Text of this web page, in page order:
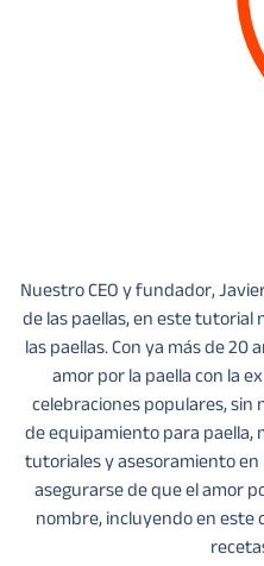
Nuestro CEO y fundador,
de las paellas, en este
las paellas. Con ya más de
amor por la paella con la
celebraciones populares, sin
de equipamiento para paella,
tutoriales y asesoramiento en
asegurarse de que el amor
nombre, incluyendo en